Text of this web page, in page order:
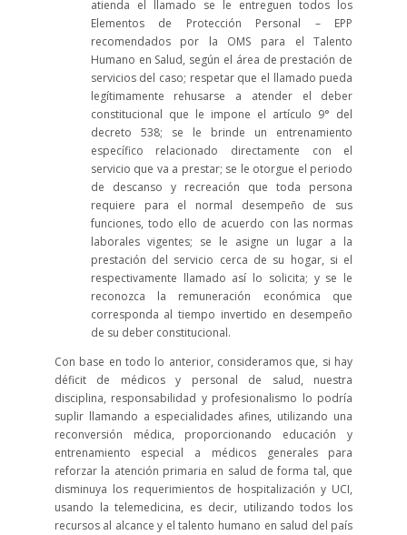
atienda el llamado se le entreguen todos los
Elementos de Protección Personal – EPP
recomendados por la OMS para el Talento
Humano en Salud, según el área de prestación de
servicios del caso; respetar que el llamado pueda
legítimamente rehusarse a atender el deber
constitucional que le impone el artículo 9° del
decreto 538; se le brinde un entrenamiento
específico relacionado directamente con el
servicio que va a prestar; se le otorgue el periodo
de descanso y recreación que toda persona
requiere para el normal desempeño de sus
funciones, todo ello de acuerdo con las normas
laborales vigentes; se le asigne un lugar a la
prestación del servicio cerca de su hogar, si el
respectivamente llamado así lo solicita; y se le
reconozca la remuneración económica que
corresponda al tiempo invertido en desempeño
de su deber constitucional.
Con base en todo lo anterior, consideramos que, si hay
déficit de médicos y personal de salud, nuestra
disciplina, responsabilidad y profesionalismo lo podría
suplir llamando a especialidades afines, utilizando una
reconversión médica, proporcionando educación y
entrenamiento especial a médicos generales para
reforzar la atención primaria en salud de forma tal, que
disminuya los requerimientos de hospitalización y UCI,
usando la telemedicina, es decir, utilizando todos los
recursos al alcance y el talento humano en salud del país